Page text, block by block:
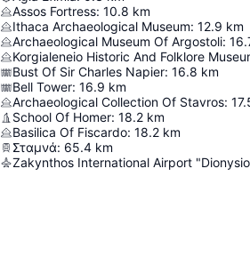
Assos Fortress: 10.8 km
Ithaca Archaeological Museum: 12.9 km
Archaeological Museum Of Argostoli:
Korgialeneio Historic And Folklore
Bust Of Sir Charles Napier: 16.8 km
Bell Tower: 16.9 km
Archaeological Collection Of Stavros:
School Of Homer: 18.2 km
Basilica Of Fiscardo: 18.2 km
Σταμνά: 65.4 km
Zakynthos International Airport